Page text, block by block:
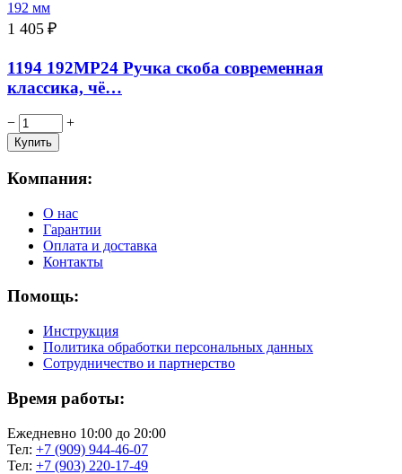
1 405 ₽
1194 192MP24 Ручка скоба современная
классика, чё…
− +
Компания:
О нас
Гарантии
Оплата и доставка
Контакты
Помощь:
Инструкция
Политика обработки персональных данных
Сотрудничество и партнерство
Время работы:
Ежедневно 10:00 до 20:00
Тел: +7 (909) 944-46-07
Тел: +7 (903) 220-17-49